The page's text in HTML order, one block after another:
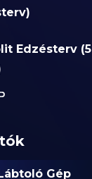
Edzésterv (5
Gép